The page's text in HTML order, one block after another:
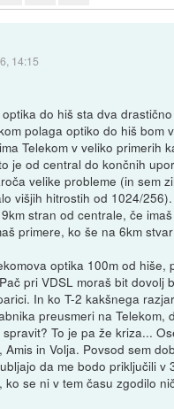
14:15
do hiš sta dva
polaga optiko do hiš bom
Telekom v veliko primerih
je od central do končnih
velike probleme (in sem
višjih hitrostih od 1024/
stran od centrale, če
primere, ko še na 6km
optika 100m od hiše,
pri VDSL moraš bit dovolj
In ko T-2 kakšnega
preusmeri na Telekom,
To je pa že kriza...
in Volja. Povsod sem
da me bodo priključili v
ko se ni v tem času zgodilo